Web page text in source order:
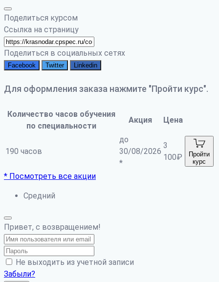
Поделиться курсом
Ссылка на страницу
Поделиться в социальных сетях
Facebook Twitter Linkedin
Для оформления заказа нажмите "Пройти курс".
Количество часов обучения
по специальности
Акция Цена
190 часов
до
30/08/2026
*
3
100₽
Пройти
курс
* Посмотреть все акции
Средний
Привет, с возвращением!
Не выходить из учетной записи
Забыли?